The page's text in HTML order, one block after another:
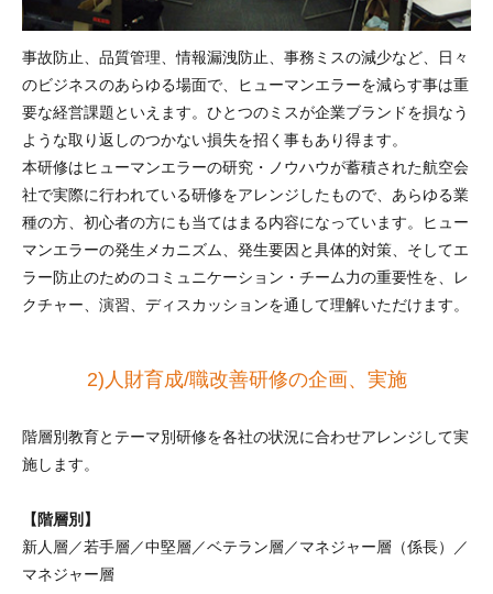
事故防止、品質管理、情報漏洩防止、事務ミスの減少など、日々
のビジネスのあらゆる場面で、ヒューマンエラーを減らす事は重
要な経営課題といえます。ひとつのミスが企業ブランドを損なう
ような取り返しのつかない損失を招く事もあり得ます。
本研修はヒューマンエラーの研究・ノウハウが蓄積された航空会
社で実際に行われている研修をアレンジしたもので、あらゆる業
種の方、初心者の方にも当てはまる内容になっています。ヒュー
マンエラーの発生メカニズム、発生要因と具体的対策、そしてエ
ラー防止のためのコミュニケーション・チーム力の重要性を、レ
クチャー、演習、ディスカッションを通して理解いただけます。
2)人財育成/職改善研修の企画、実施
階層別教育とテーマ別研修を各社の状況に合わせアレンジして実
施します。
【階層別】
新人層／若手層／中堅層／ベテラン層／マネジャー層（係長）／
マネジャー層